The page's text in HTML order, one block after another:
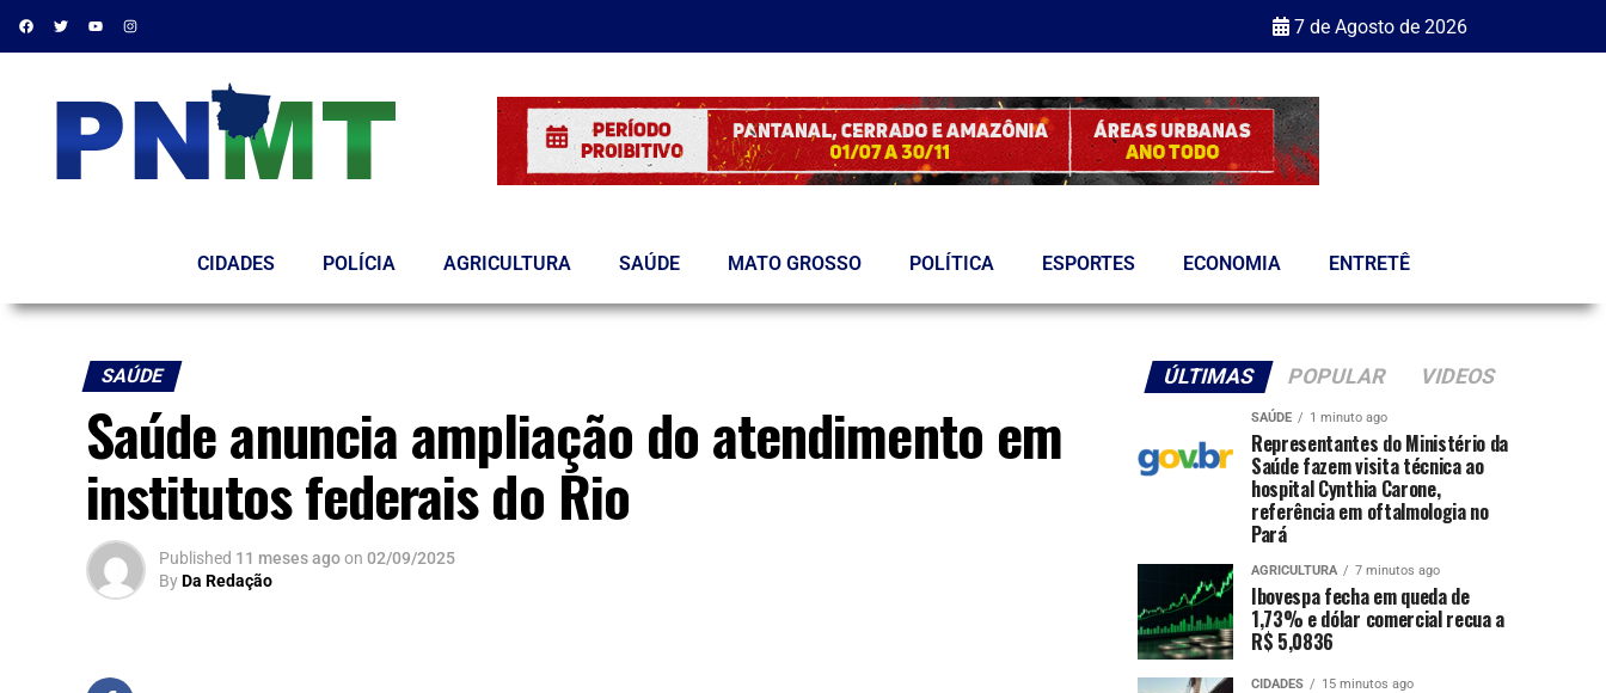
7 de Agosto de 2026
CIDADES POLÍCIA AGRICULTURA SAÚDE MATO GROSSO POLÍTICA ESPORTES ECONOMIA ENTRETÊ
SAÚDE
Saúde anuncia ampliação do atendimento em
institutos federais do Rio
Published 11 meses agoon 02/09/2025
ByDa Redação
ÚLTIMAS POPULAR VIDEOS
SAÚDE 1 minuto ago
Representantes do Ministério da
Saúde fazem visita técnica ao
hospital Cynthia Carone,
referência em oftalmologia no
Pará
AGRICULTURA 7 minutos ago
Ibovespa fecha em queda de
1,73% e dólar comercial recua a
R$ 5,0836
CIDADES 15 minutos ago